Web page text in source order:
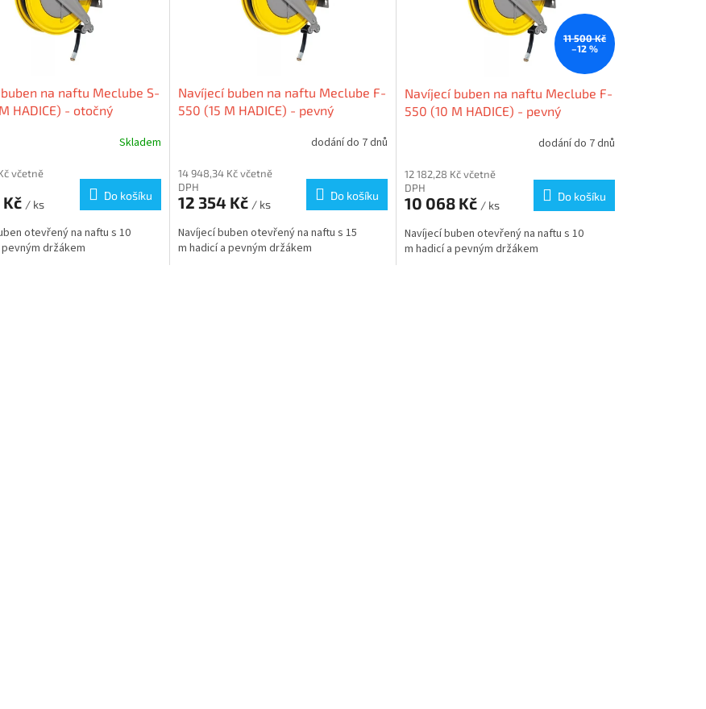
na naftu Meclube S-
HADICE) - otočný
Skladem
včetně
Kč / ks
Do košíku
otevřený na naftu s 10
držákem
Navíjecí buben na naftu Meclube F-
550 (15 M HADICE) - pevný
dodání do 7 dnů
14 948,34 Kč včetně
DPH
12 354 Kč / ks
Do košíku
Navíjecí buben otevřený na naftu s 15
m hadicí a pevným držákem
11 500 Kč
–12 %
Navíjecí buben na naftu Meclube F-
550 (10 M HADICE) - pevný
dodání do 7 dnů
12 182,28 Kč včetně
DPH
10 068 Kč / ks
Do košíku
Navíjecí buben otevřený na naftu s 10
m hadicí a pevným držákem